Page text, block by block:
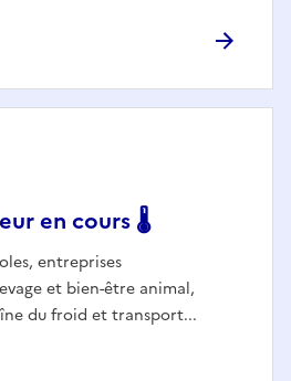
en cours 🌡️
entreprises
et bien-être animal,
du froid et transport...